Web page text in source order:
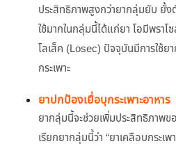
ประสิทธิภาพสูงกว่ายากลุ่มยับ ยั้
ใช้มากในกลุ่มนี้ได้แก่ยา โอมีพรา
โลเส็ค (Losec) ปัจจุบันมีการใช้ย
กระเพาะ
ยาปกป้องเยื่อบุกระเพาะอาหาร
ยากลุ่มนี้จะช่วยเพิ่มประสิทธิภาพ
เรียกยากลุ่มนี้ว่า “ยาเคลือบกระเ